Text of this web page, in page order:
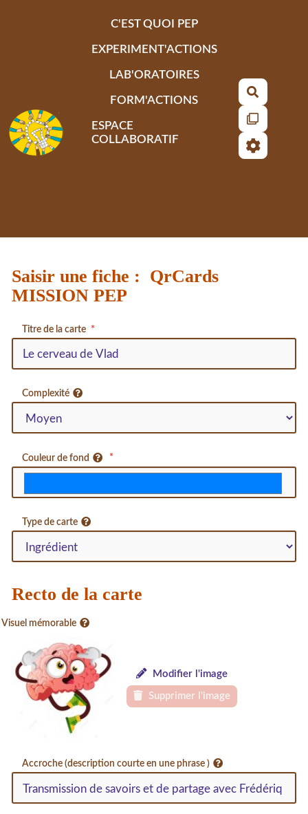
C'EST QUOI PEP
EXPERIMENT'ACTIONS
LAB'ORATOIRES
FORM'ACTIONS
ESPACE
COLLABORATIF
Saisir une fiche : QrCards
MISSION PEP
Titre de la carte
Complexité
Couleur de fond
Type de carte
Recto de la carte
Visuel mémorable
Modifier l'image
Supprimer l'image
Accroche (description courte en une phrase )